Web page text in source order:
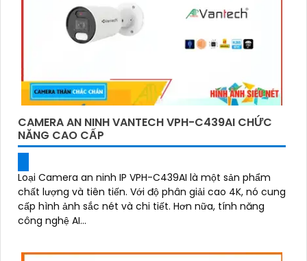
CAMERA AN NINH VANTECH VPH-C439AI CHỨC
NĂNG CAO CẤP
Loại Camera an ninh IP VPH-C439AI là một sản phẩm
chất lượng và tiên tiến. Với độ phân giải cao 4K, nó cung
cấp hình ảnh sắc nét và chi tiết. Hơn nữa, tính năng
công nghệ AI...